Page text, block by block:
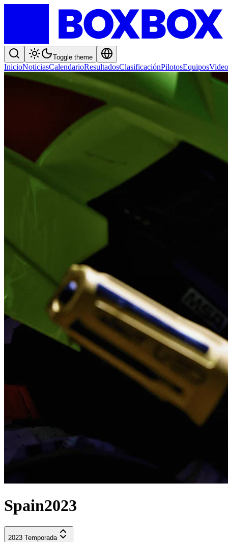
Toggle theme
InicioNoticiasCalendarioResultadosClasificaciónPilotosEquipos
Spain2023
2023 Temporada